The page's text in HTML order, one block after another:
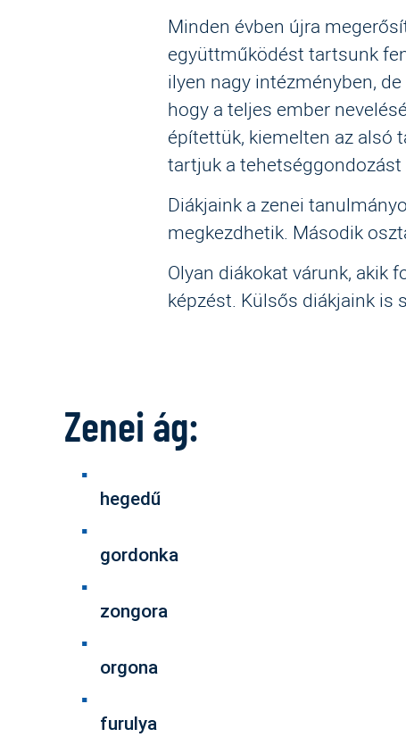
Minden évben újra
együttműködést tartsunk
ilyen nagy intézményben,
hogy a teljes ember
építettük, kiemelten az alsó
tartjuk a
Diákjaink a zenei
megkezdhetik. Második
Olyan diákokat várunk, akik
képzést. Külsős diákjaink is
Zenei ág:
hegedű
gordonka
zongora
orgona
furulya